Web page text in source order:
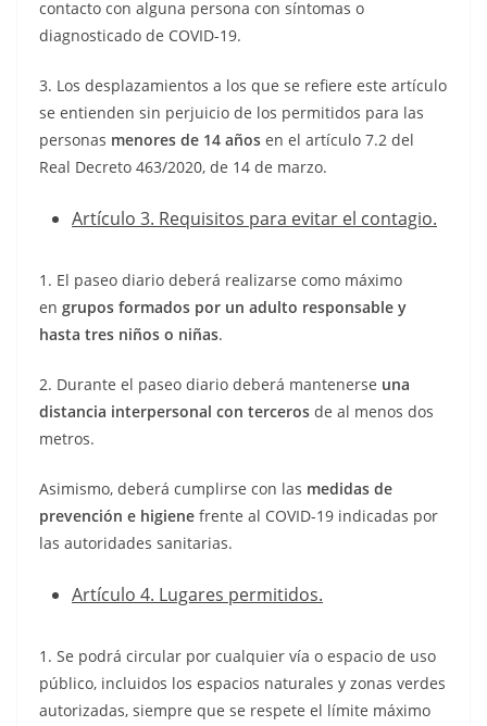
contacto con alguna persona con síntomas o
diagnosticado de COVID-19.
3. Los desplazamientos a los que se refiere este artículo
se entienden sin perjuicio de los permitidos para las
personas menores de 14 años en el artículo 7.2 del
Real Decreto 463/2020, de 14 de marzo.
Artículo 3. Requisitos para evitar el contagio.
1. El paseo diario deberá realizarse como máximo
en grupos formados por un adulto responsable y
hasta tres niños o niñas.
2. Durante el paseo diario deberá mantenerse una
distancia interpersonal con terceros de al menos dos
metros.
Asimismo, deberá cumplirse con las medidas de
prevención e higiene frente al COVID-19 indicadas por
las autoridades sanitarias.
Artículo 4. Lugares permitidos.
1. Se podrá circular por cualquier vía o espacio de uso
público, incluidos los espacios naturales y zonas verdes
autorizadas, siempre que se respete el límite máximo